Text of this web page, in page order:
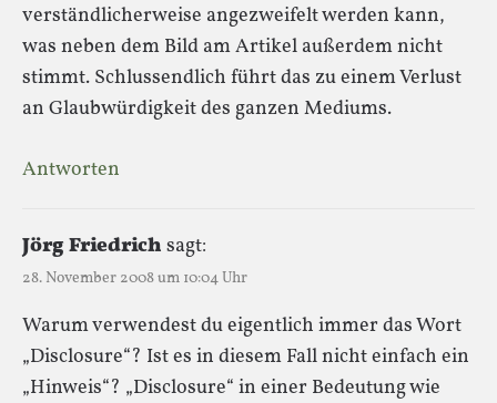
verständlicherweise angezweifelt werden kann,
was neben dem Bild am Artikel außerdem nicht
stimmt. Schlussendlich führt das zu einem Verlust
an Glaubwürdigkeit des ganzen Mediums.
Antworten
Jörg Friedrich sagt:
28. November 2008 um 10:04 Uhr
Warum verwendest du eigentlich immer das Wort
„Disclosure“? Ist es in diesem Fall nicht einfach ein
„Hinweis“? „Disclosure“ in einer Bedeutung wie